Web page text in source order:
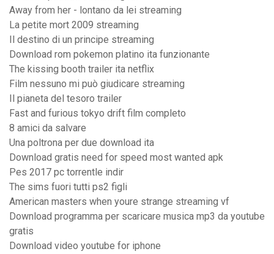
Away from her - lontano da lei streaming
La petite mort 2009 streaming
Il destino di un principe streaming
Download rom pokemon platino ita funzionante
The kissing booth trailer ita netflix
Film nessuno mi può giudicare streaming
Il pianeta del tesoro trailer
Fast and furious tokyo drift film completo
8 amici da salvare
Una poltrona per due download ita
Download gratis need for speed most wanted apk
Pes 2017 pc torrentle indir
The sims fuori tutti ps2 figli
American masters when youre strange streaming vf
Download programma per scaricare musica mp3 da youtube
gratis
Download video youtube for iphone